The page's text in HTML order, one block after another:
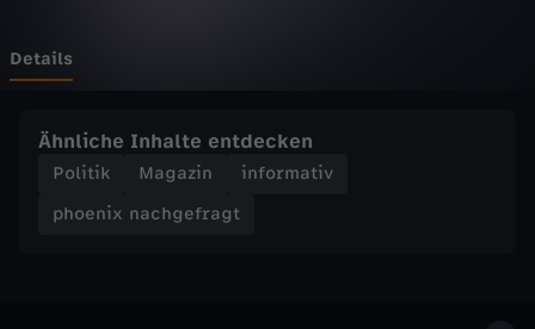
e
r
Details
Ähnliche Inhalte entdecken
Politik Magazin
informativ
phoenix nachgefragt